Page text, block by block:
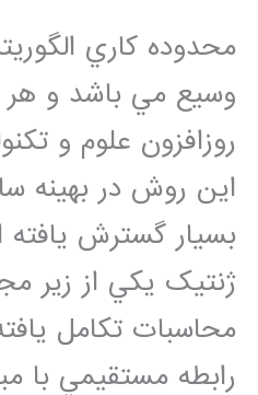
محدوده کاري
وسيع مي باشد و هر
روزافزون علوم و
اين روش در بهينه
بسيار گسترش يافته
ژنتيک يکي از زير
محاسبات تکامل
رابطه مستقيمي